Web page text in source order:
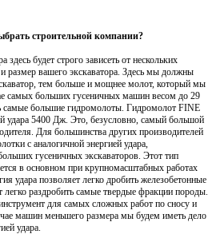
строительной компании?
будет строго зависеть от нескольких
размер вашего экскаватора. Здесь мы должны
тем больше и мощнее молот, который мы
самых больших гусеничных машин весом до 29
самые большие гидромолоты. Гидромолот FINE
удара 5400 Дж. Это, безусловно, самый большой
Для большинства других производителей
с аналогичной энергией удара,
гусеничных экскаваторов. Этот тип
в основном при крупномасштабных работах
удара позволяет легко дробить железобетонные
раздробить самые твердые фракции породы.
для самых сложных работ по сносу и
машин меньшего размера мы будем иметь дело
удара.